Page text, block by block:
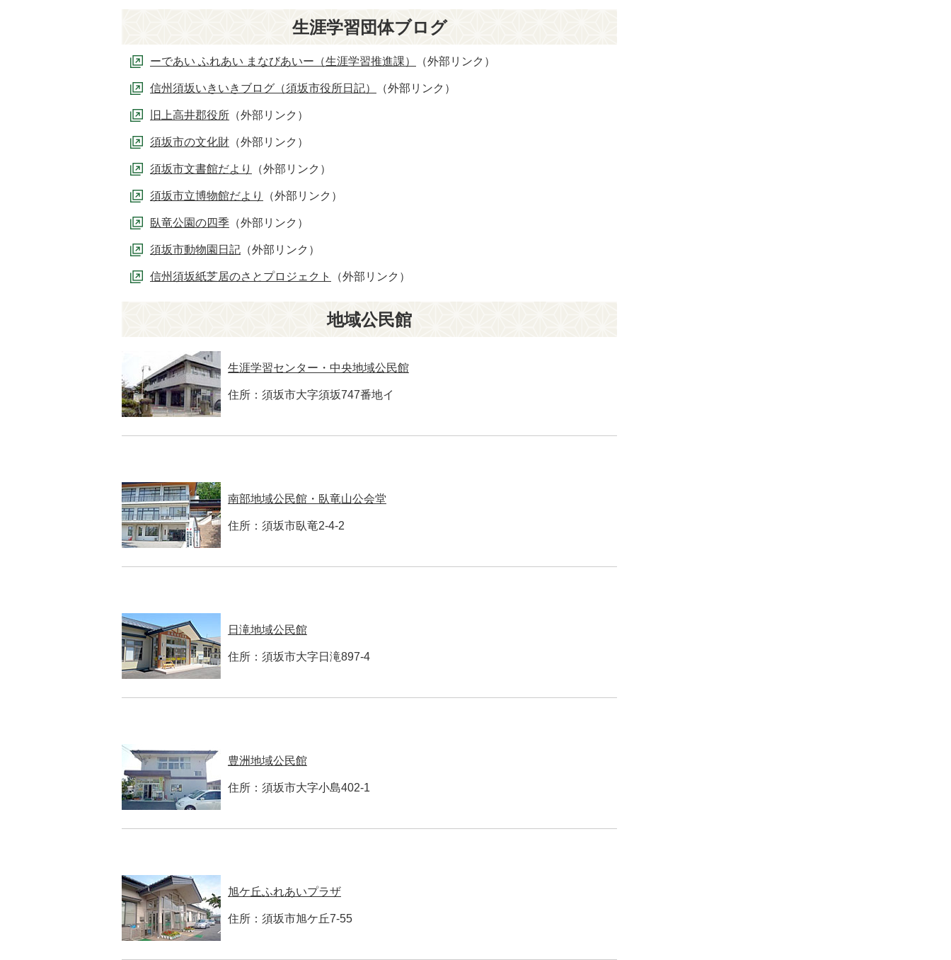
生涯学習団体ブログ
ーであい ふれあい まなびあいー（生涯学習推進課） （外部リンク）
信州須坂いきいきブログ（須坂市役所日記） （外部リンク）
旧上高井郡役所 （外部リンク）
須坂市の文化財 （外部リンク）
須坂市文書館だより （外部リンク）
須坂市立博物館だより （外部リンク）
臥竜公園の四季 （外部リンク）
須坂市動物園日記 （外部リンク）
信州須坂紙芝居のさとプロジェクト （外部リンク）
地域公民館
生涯学習センター・中央地域公民館
住所：須坂市大字須坂747番地イ
南部地域公民館・臥竜山公会堂
住所：須坂市臥竜2-4-2
日滝地域公民館
住所：須坂市大字日滝897-4
豊洲地域公民館
住所：須坂市大字小島402-1
旭ケ丘ふれあいプラザ
住所：須坂市旭ケ丘7-55